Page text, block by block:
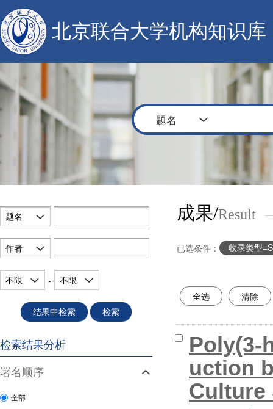
北京联合大学机构知识库
题名
题名
作者
不限 - 不限
结果中检索 检索
检索结果分析
署名顺序
全部
成果/Result
已选条件： 收录类型
全选 清除
Poly(3-
uction
Culture